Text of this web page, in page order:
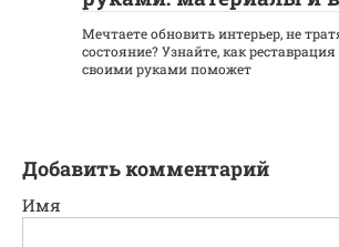
Мечтаете обновить интерьер, не
состояние? Узнайте, как
своими руками поможет
Добавить комментарий
Имя